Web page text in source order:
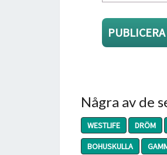
Några av de
WESTLIFE DRÖM
BOHUSKULLA